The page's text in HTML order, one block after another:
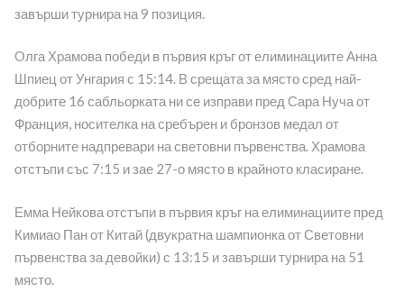
завърши турнира на 9 позиция.
Олга Храмова победи в първия кръг от елиминациите Анна
Шпиец от Унгария с 15:14. В срещата за място сред най-
добрите 16 сабльорката ни се изправи пред Сара Нуча от
Франция, носителка на сребърен и бронзов медал от
отборните надпревари на световни първенства. Храмова
отстъпи със 7:15 и зае 27-о място в крайното класиране.
Емма Нейкова отстъпи в първия кръг на елиминациите пред
Кимиао Пан от Китай (двукратна шампионка от Световни
първенства за девойки) с 13:15 и завърши турнира на 51
място.